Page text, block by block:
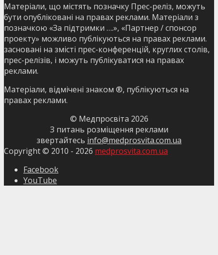
Матеріали, що містять позначку Прес-реліз, можуть
бути опубліковані на правах реклами. Матеріали з
позначкою «За підтримки ….», «Партнер / спонсор
проекту» можливо публікуються на правах реклами.
засновані на змісті прес-конференцій, круглих столів,
прес-релізів, і можуть публікуватися на правах
реклами.
Матеріали, відмічені знаком ®, публікуються на
правах реклами.
© Медпросвіта 2026
З питань розміщення реклами
звертайтесь info@medprosvita.com.ua
Copyright © 2010 - 2026 medprosvita.com.ua
Facebook
YouTube